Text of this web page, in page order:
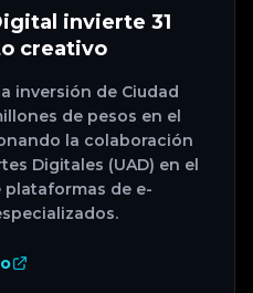
invierte 31
creativo
inversión de Ciudad
de pesos en el
la colaboración
Digitales (UAD) en el
de e-